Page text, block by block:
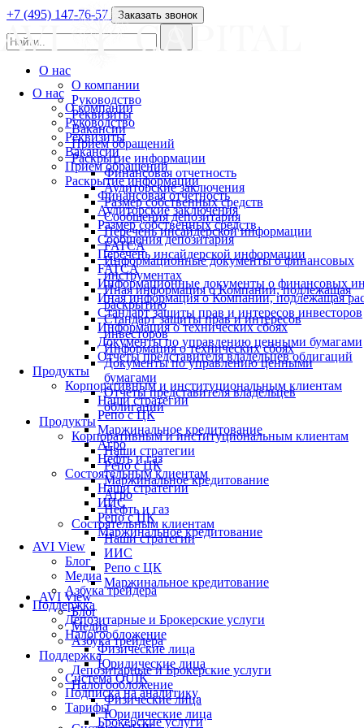
О нас
О компании
Руководство
Реквизиты
Вакансии
Прием обращений
Раскрытие информации
Финансовая отчетность
Аудиторские заключения
Размер собственных средств
Сообщения депозитария
Перечень инсайдерской информации
FATCA
Информационные документы о финансовых
Иная информация о Компании, подлежащая
Стандарт защиты прав и интересов инвесторов
Информация о технических сбоях
Документы по управлению ценными бумагами
Отчеты представителя владельцев облигаций
Продукты
Корпоративным и институциональным клиентам
Наши стратегии
Репо с ЦК
Маржинальное кредитование
Агро
Нефть и газ
Состоятельным клиентам
Наши стратегии
ИИС
Репо с ЦК
Маржинальное кредитование
AVI View
Блог
Медиа
Азбука трейдера
Поддержка
Депозитарные и Брокерские услуги
Налогообложение
Физические лица
Юридические лица
Система QUIK
Подписка на аналитику
Тарифы
Брокерские услуги
+7 (495) 147-76-57 Заказать звонок
О нас
О компании
Руководство
Реквизиты
Вакансии
Прием обращений
Раскрытие информации
Финансовая отчетность
Аудиторские заключения
Размер собственных средств
Сообщения депозитария
Перечень инсайдерской информации
FATCA
Информационные документы о финансовых
инструментах
Иная информация о Компании, подлежащая
раскрытию
Стандарт защиты прав и интересов
инвесторов
Информация о технических сбоях
Документы по управлению ценными
бумагами
Отчеты представителя владельцев
облигаций
Продукты
Корпоративным и институциональным клиентам
Наши стратегии
Репо с ЦК
Маржинальное кредитование
Агро
Нефть и газ
Состоятельным клиентам
Наши стратегии
ИИС
Репо с ЦК
Маржинальное кредитование
AVI View
Блог
Медиа
Азбука трейдера
Поддержка
Депозитарные и Брокерские услуги
Налогообложение
Физические лица
Юридические лица